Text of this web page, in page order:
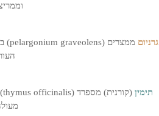
גרניום ממצרים (pelargonium graveolens
)
תימין (קורנית) מספרד (thymus officinalis